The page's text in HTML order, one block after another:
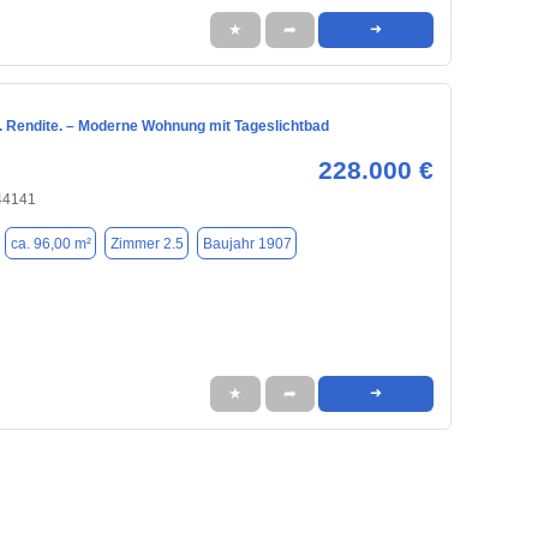
★ ➦ ➜
Rendite. – Moderne Wohnung mit Tageslichtbad
228.000 €
ca. 96,00 m² Zimmer 2.5 Baujahr 1907
★ ➦ ➜